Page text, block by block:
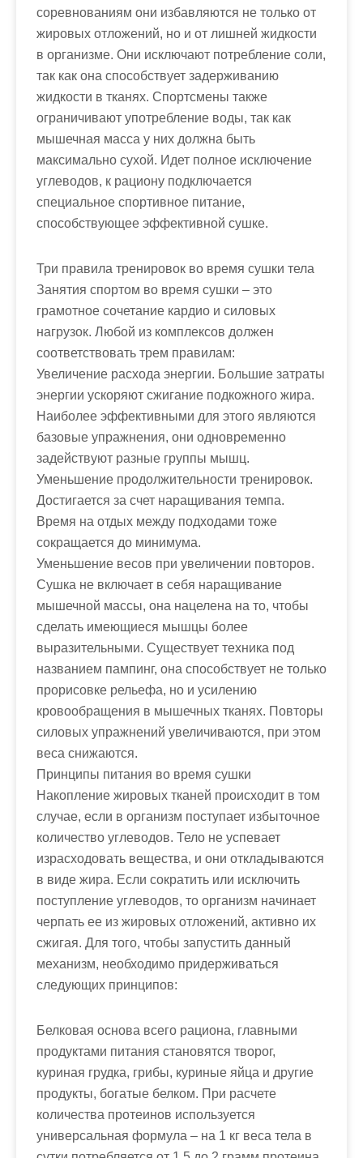
соревнованиям они избавляются не только от
жировых отложений, но и от лишней жидкости
в организме. Они исключают потребление соли,
так как она способствует задерживанию
жидкости в тканях. Спортсмены также
ограничивают употребление воды, так как
мышечная масса у них должна быть
максимально сухой. Идет полное исключение
углеводов, к рациону подключается
специальное спортивное питание,
способствующее эффективной сушке.
Три правила тренировок во время сушки тела
Занятия спортом во время сушки – это
грамотное сочетание кардио и силовых
нагрузок. Любой из комплексов должен
соответствовать трем правилам:
Увеличение расхода энергии. Большие затраты
энергии ускоряют сжигание подкожного жира.
Наиболее эффективными для этого являются
базовые упражнения, они одновременно
задействуют разные группы мышц.
Уменьшение продолжительности тренировок.
Достигается за счет наращивания темпа.
Время на отдых между подходами тоже
сокращается до минимума.
Уменьшение весов при увеличении повторов.
Сушка не включает в себя наращивание
мышечной массы, она нацелена на то, чтобы
сделать имеющиеся мышцы более
выразительными. Существует техника под
названием пампинг, она способствует не только
прорисовке рельефа, но и усилению
кровообращения в мышечных тканях. Повторы
силовых упражнений увеличиваются, при этом
веса снижаются.
Принципы питания во время сушки
Накопление жировых тканей происходит в том
случае, если в организм поступает избыточное
количество углеводов. Тело не успевает
израсходовать вещества, и они откладываются
в виде жира. Если сократить или исключить
поступление углеводов, то организм начинает
черпать ее из жировых отложений, активно их
сжигая. Для того, чтобы запустить данный
механизм, необходимо придерживаться
следующих принципов:
Белковая основа всего рациона, главными
продуктами питания становятся творог,
куриная грудка, грибы, куриные яйца и другие
продукты, богатые белком. При расчете
количества протеинов используется
универсальная формула – на 1 кг веса тела в